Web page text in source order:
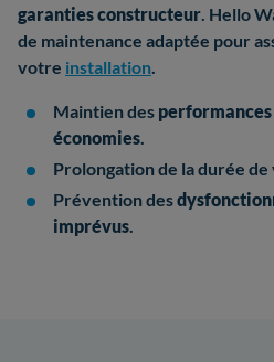
garanties constructeur. Hello
de maintenance adaptée pour
votre installation.
Maintien des
économies.
Prolongation de la durée de
Prévention des
imprévus.